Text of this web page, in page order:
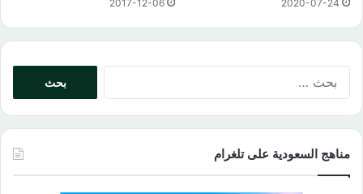
2020-07-24
2017-12-06
مناهج السعودية على تلغرام